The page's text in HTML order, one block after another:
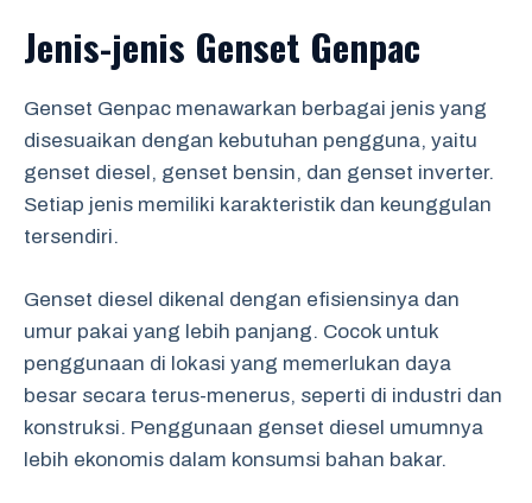
Jenis-jenis Genset Genpac
Genset Genpac menawarkan berbagai jenis yang
disesuaikan dengan kebutuhan pengguna, yaitu
genset diesel, genset bensin, dan genset inverter.
Setiap jenis memiliki karakteristik dan keunggulan
tersendiri.
Genset diesel dikenal dengan efisiensinya dan
umur pakai yang lebih panjang. Cocok untuk
penggunaan di lokasi yang memerlukan daya
besar secara terus-menerus, seperti di industri dan
konstruksi. Penggunaan genset diesel umumnya
lebih ekonomis dalam konsumsi bahan bakar.